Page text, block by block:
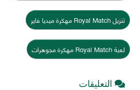
تنزيل Royal Match مهكرة ميديا فاير
لعبة Royal Match مهكرة مجوهرات
التعليقات